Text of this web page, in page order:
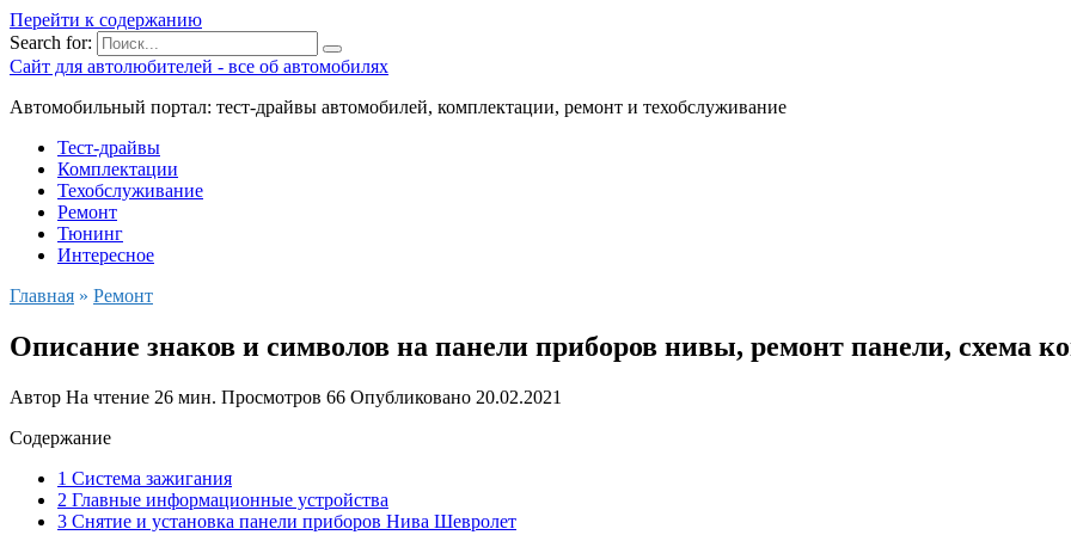
Перейти к содержанию
Search for:
Сайт для автолюбителей - все об автомобилях
Автомобильный портал: тест-драйвы автомобилей, комплектации, ремонт и техобслуживание
Тест-драйвы
Комплектации
Техобслуживание
Ремонт
Тюнинг
Интересное
Главная » Ремонт
Описание знаков и символов на панели приборов нивы, ремонт панели, схема
Автор На чтение 26 мин. Просмотров 66 Опубликовано 20.02.2021
Содержание
1 Система зажигания
2 Главные информационные устройства
3 Снятие и установка панели приборов Нива Шевролет